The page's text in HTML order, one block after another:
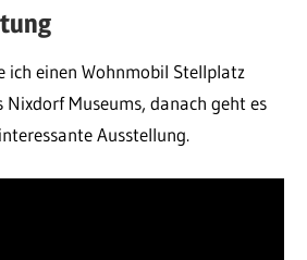
ich einen Wohnmobil Stellplatz
Nixdorf Museums, danach geht es
Ausstellung.